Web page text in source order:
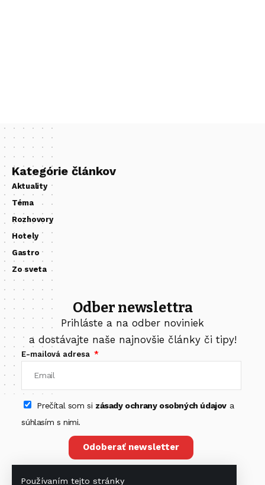
Používaním tejto stránky
Kategórie článkov
Aktuality
Téma
Rozhovory
Hotely
Gastro
Zo sveta
Odber newslettra
Prihláste a na odber noviniek
a dostávajte naše najnovšie články či tipy!
E-mailová adresa
Prečítal som si zásady ochrany osobných údajova
súhlasím s nimi.
Odoberať newsletter